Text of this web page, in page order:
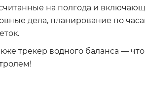
на полгода и
дела, планирование по
трекер водного баланса —